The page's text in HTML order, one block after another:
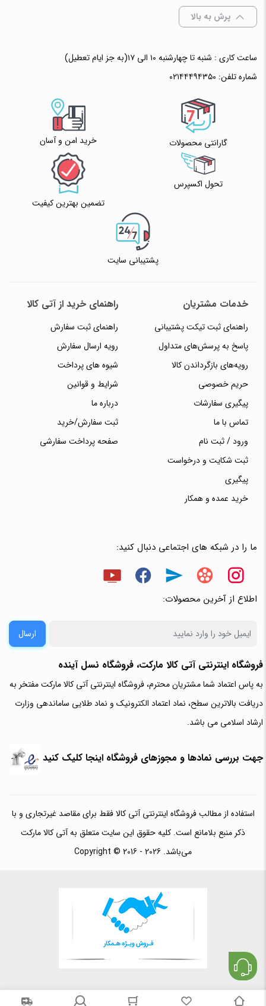
پرش به بالا
ساعت کاری : شنبه تا چهارشنبه ۱۰ الی ۱۷(به جز ایام تعطیل)
شماره تلفن: ۰۲۱۴۴۴۹۴۳۵۰
گارانتی محصولات خرید امن و آسان
تحول اکسپرس
تضمین بهترین کیفیت
پشتیبانی سایت
خدمات مشتریان
راهنمای ثبت تیکت پشتیبانی
پاسخ به پرسش‌های متداول
رویه‌های بازگرداندن کالا
حریم خصوصی
پیگیری سفارشات
تماس با ما
ورود / ثبت نام
ثبت شکایت و درخواست
پیگیری
خرید عمده و همکار
راهنمای خرید از آتی کالا
راهنمای ثبت سفارش
رویه ارسال سفارش
شیوه های پرداخت
شرایط و قوانین
درباره ما
ثبت سفارش/خرید
صفحه پرداخت سفارشی
ما را در شبکه های اجتماعی دنبال کنید:
اطلاع از آخرین محصولات:
ارسال
فروشگاه اینترنتی آتی‌ کالا مارکت، فروشگاه نسل آینده
به پاس اعتماد شما مشتریان محترم، فروشگاه اینترنتی آتی کالا مارکت مفتخر به
دریافت بالاترین سطح، نماد اعتماد الکترونیک و نماد طلایی ساماندهی وزارت
ارشاد اسلامی می باشد.
جهت بررسی نمادها و مجوزهای فروشگاه اینجا کلیک کنید
استفاده از مطالب فروشگاه اینترنتی آتی کالا فقط برای مقاصد غیرتجاری و با
ذکر منبع بلامانع است. کلیه حقوق این سایت متعلق به آتی کالا مارکت
می‌باشد. Copyright © 2016 - 2026